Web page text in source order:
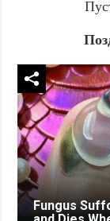
Fungus